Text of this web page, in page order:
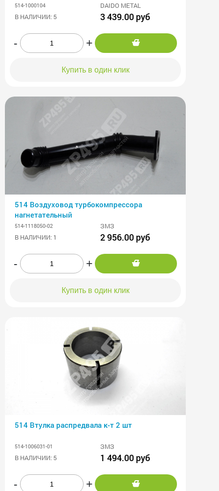
514-1000104
DAIDO METAL
В НАЛИЧИИ: 5
3 439.00 руб
- +
Купить в один клик
514 Воздуховод турбокомпрессора
нагнетательный
514-1118050-02
ЗМЗ
В НАЛИЧИИ: 1
2 956.00 руб
- +
Купить в один клик
514 Втулка распредвала к-т 2 шт
514-1006031-01
ЗМЗ
В НАЛИЧИИ: 5
1 494.00 руб
- +